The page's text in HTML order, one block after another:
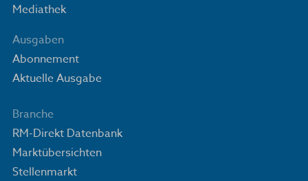
Mediathek
Ausgaben
Abonnement
Aktuelle Ausgabe
Branche
RM-Direkt Datenbank
Marktübersichten
Stellenmarkt